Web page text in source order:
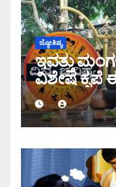
ಜ್ಯೋತಿಷ್ಯ
ಇವತ್ತು
ವಿಶೇಷ
ಇಂದಿನ